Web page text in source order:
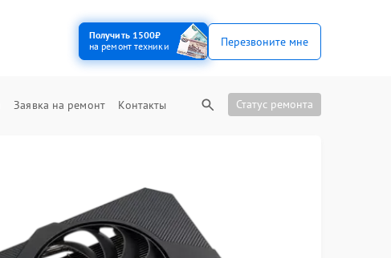
Получить 1500₽
на ремонт техники
Перезвоните мне
Заявка на ремонт Контакты Статус ремонта